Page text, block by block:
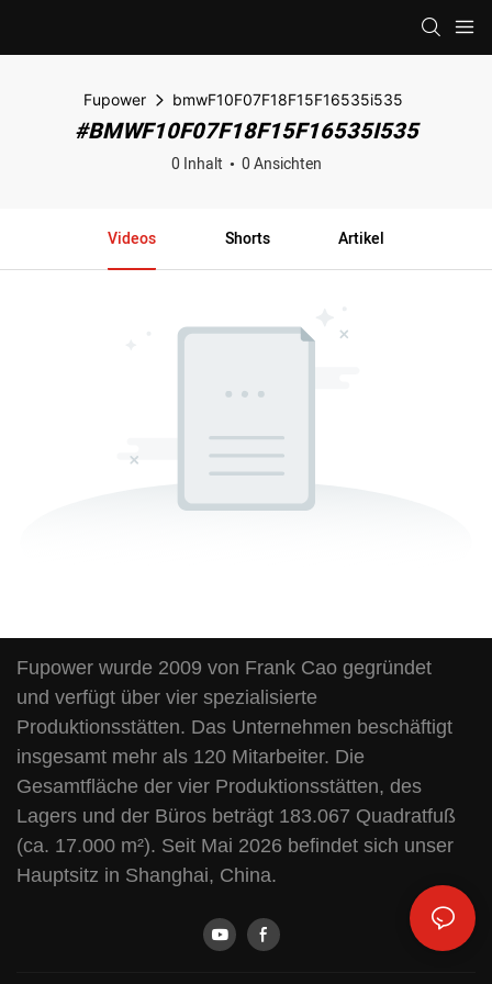
Fupower bmwF10F07F18F15F16535i535
#BMWF10F07F18F15F16535I535
0 Inhalt 0 Ansichten
Videos Shorts Artikel
Fupower wurde 2009 von Frank Cao gegründet
und verfügt über vier spezialisierte
Produktionsstätten. Das Unternehmen beschäftigt
insgesamt mehr als 120 Mitarbeiter. Die
Gesamtfläche der vier Produktionsstätten, des
Lagers und der Büros beträgt 183.067 Quadratfuß
(ca. 17.000 m²). Seit Mai 2026 befindet sich unser
Hauptsitz in Shanghai, China.